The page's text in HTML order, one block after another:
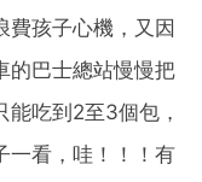
費孩子心機，又因
的巴士總站慢慢把
吃到2至3個包，
一看，哇！！！有